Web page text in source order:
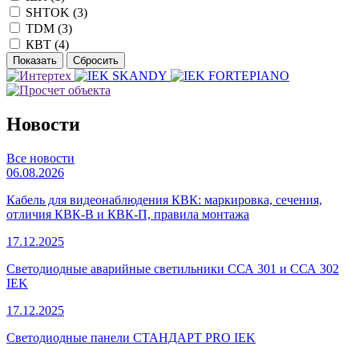
SHTOK (3)
TDM (3)
КВТ (4)
Новости
Все новости
06.08.2026
Кабель для видеонаблюдения КВК: маркировка, сечения,
отличия КВК-В и КВК-П, правила монтажа
17.12.2025
Светодиодные аварийные светильники ССА 301 и ССА 302
IEK
17.12.2025
Светодиодные панели СТАНДАРТ PRO IEK